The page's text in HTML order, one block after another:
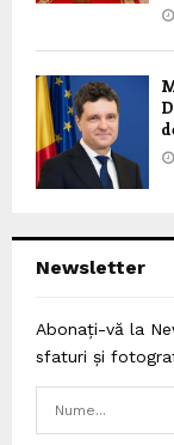
Newsletter
Abonați-vă la
sfaturi și